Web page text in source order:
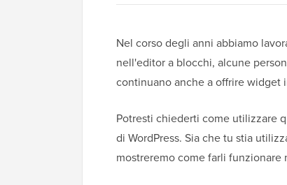
Nel corso degli anni abbiamo
nell'editor a blocchi, alcune
continuano anche a offrire
Potresti chiederti come utilizzare
di WordPress. Sia che tu stia
mostreremo come farli funzionare